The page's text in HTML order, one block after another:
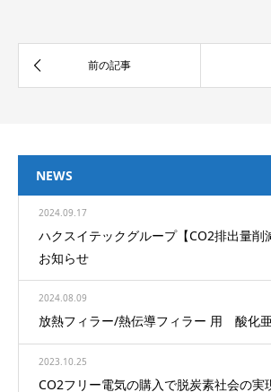
NEWS
2024.09.17
ハクスイテックグループ【CO2排出量削
お知らせ
2024.08.09
放熱フィラー/熱伝導フィラー 用 酸化
2023.10.25
CO2フリー電気の購入で脱炭素社会の実